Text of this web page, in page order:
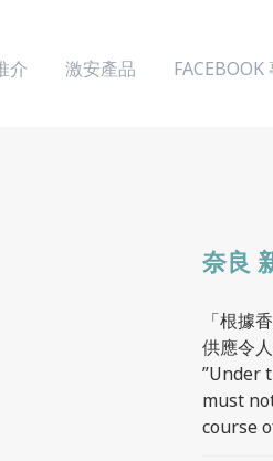
介 激安產品 FACEBOOK
奈良
「根據
供應令
”Under
must
course